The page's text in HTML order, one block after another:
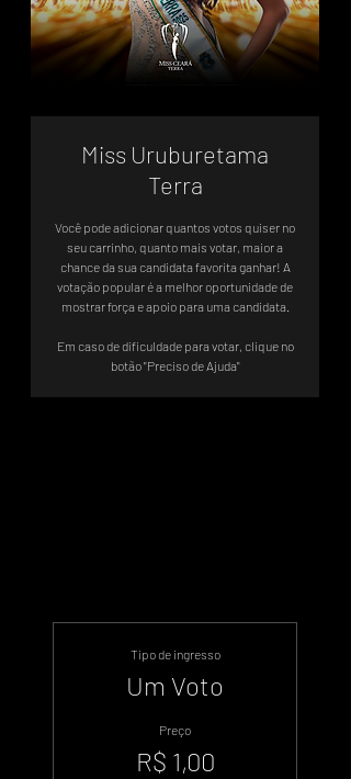
Miss Uruburetama
Terra
Você pode adicionar quantos votos quiser no
seu carrinho, quanto mais votar, maior a
chance da sua candidata favorita ganhar! A
votação popular é a melhor oportunidade de
mostrar força e apoio para uma candidata.
Em caso de dificuldade para votar, clique no
botão "Preciso de Ajuda"
Tipo de ingresso
Um Voto
Preço
R$ 1,00